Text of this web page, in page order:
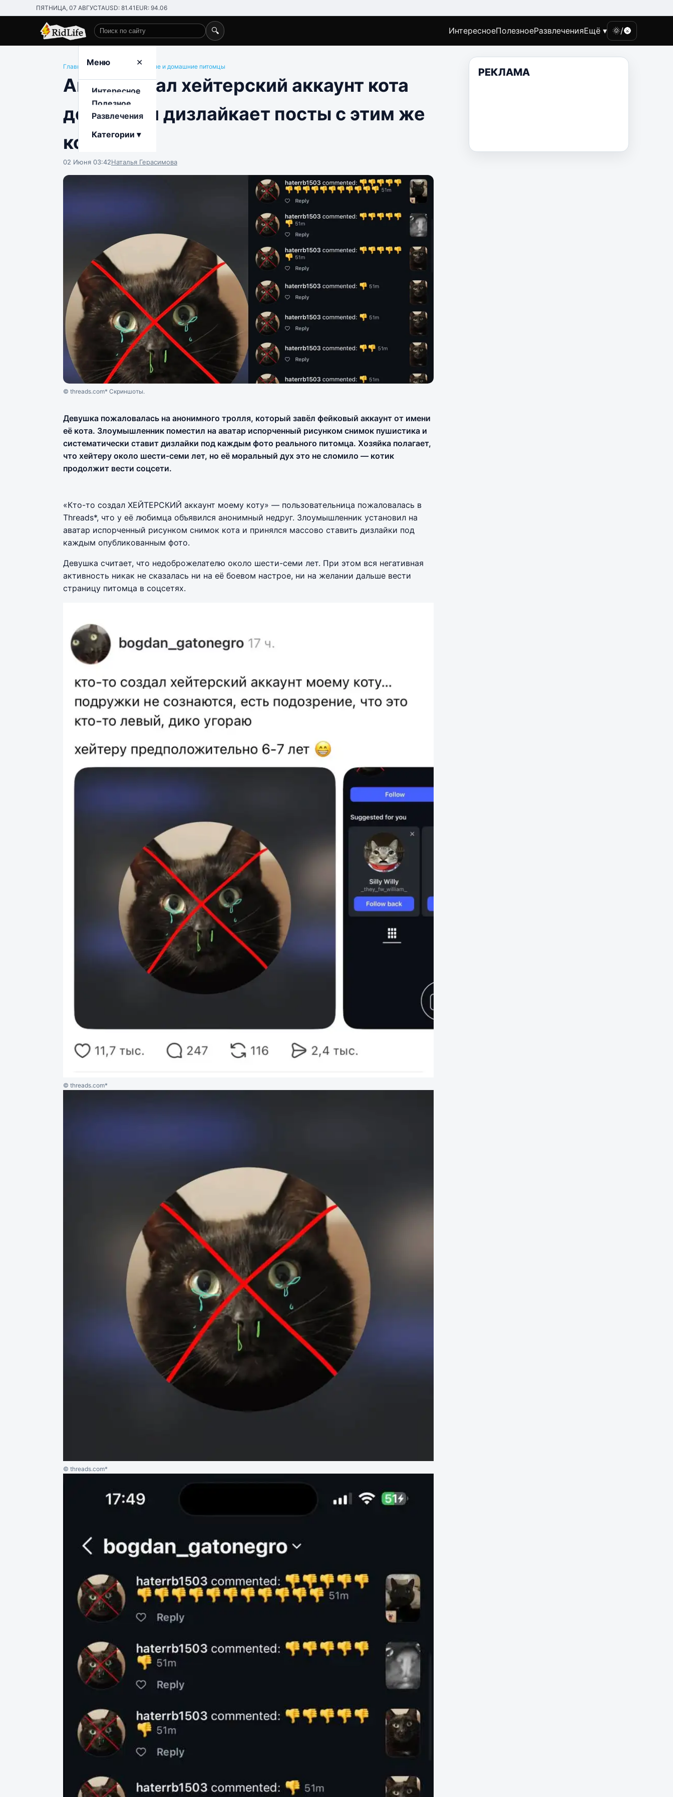
ПЯТНИЦА, 07 АВГУСТАUSD: 81.41 EUR: 94.06
Поиск по сайту
🔍 ИнтересноеПолезноеРазвлеченияЕщё ▾ 🌞/🌚
Меню ✕
Интересное
Полезное
Развлечения
Категории ▾
Главная/Развлечения Животные и домашние питомцы
Анон создал хейтерский аккаунт кота
девушки и дизлайкает посты с этим же
котом
02 Июня 03:42Наталья Герасимова
© threads.com* Скриншоты.
Девушка пожаловалась на анонимного тролля, который завёл фейковый аккаунт от имени
её кота. Злоумышленник поместил на аватар испорченный рисунком снимок пушистика и
систематически ставит дизлайки под каждым фото реального питомца. Хозяйка полагает,
что хейтеру около шести-семи лет, но её моральный дух это не сломило — котик
продолжит вести соцсети.
«Кто-то создал ХЕЙТЕРСКИЙ аккаунт моему коту» — пользовательница пожаловалась в
Threads*, что у её любимца объявился анонимный недруг. Злоумышленник установил на
аватар испорченный рисунком снимок кота и принялся массово ставить дизлайки под
каждым опубликованным фото.
Девушка считает, что недоброжелателю около шести-семи лет. При этом вся негативная
активность никак не сказалась ни на её боевом настрое, ни на желании дальше вести
страницу питомца в соцсетях.
© threads.com*
© threads.com*
РЕКЛАМА